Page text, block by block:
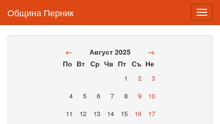
Община Перник
← Август 2025
→
По Вт Ср Чв Пт Съ Не
1 2
3
4
5 6 7 8 9
10
11
12 13 14 15 16
17